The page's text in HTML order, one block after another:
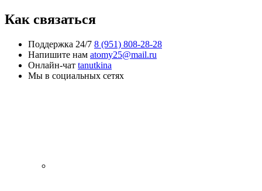
Как связаться
Поддержка 24/7 8 (951) 808-28-28
Напишите нам atomy25@mail.ru
Онлайн-чат tanutkina
Мы в социальных сетях